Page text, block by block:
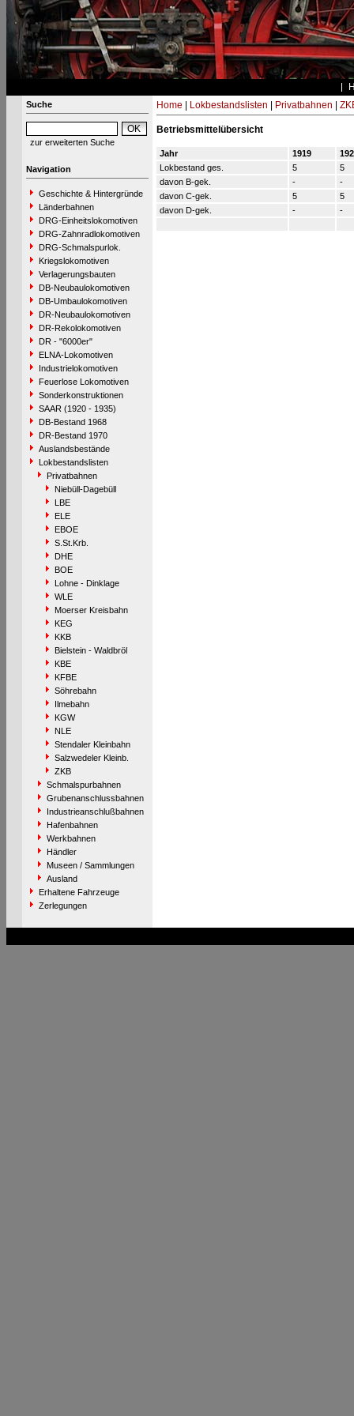
Suche
zur erweiterten Suche
Navigation
Geschichte & Hintergründe
Länderbahnen
DRG-Einheitslokomotiven
DRG-Zahnradlokomotiven
DRG-Schmalspurlok.
Kriegslokomotiven
Verlagerungsbauten
DB-Neubaulokomotiven
DB-Umbaulokomotiven
DR-Neubaulokomotiven
DR-Rekolokomotiven
DR - "6000er"
ELNA-Lokomotiven
Industrielokomotiven
Feuerlose Lokomotiven
Sonderkonstruktionen
SAAR (1920 - 1935)
DB-Bestand 1968
DR-Bestand 1970
Auslandsbestände
Lokbestandslisten
Privatbahnen
Niebüll-Dagebüll
LBE
ELE
EBOE
S.St.Krb.
DHE
BOE
Lohne - Dinklage
WLE
Moerser Kreisbahn
KEG
KKB
Bielstein - Waldbröl
KBE
KFBE
Söhrebahn
Ilmebahn
KGW
NLE
Stendaler Kleinbahn
Salzwedeler Kleinb.
ZKB
Schmalspurbahnen
Grubenanschlussbahnen
Industrieanschlußbahnen
Hafenbahnen
Werkbahnen
Händler
Museen / Sammlungen
Ausland
Erhaltene Fahrzeuge
Zerlegungen
Home Lokbestandslisten Privatbahnen
Betriebsmittelübersicht
Jahr 1919
Lokbestand ges.
5
5
davon B-gek.
-
-
davon C-gek.
5
5
davon D-gek.
- -